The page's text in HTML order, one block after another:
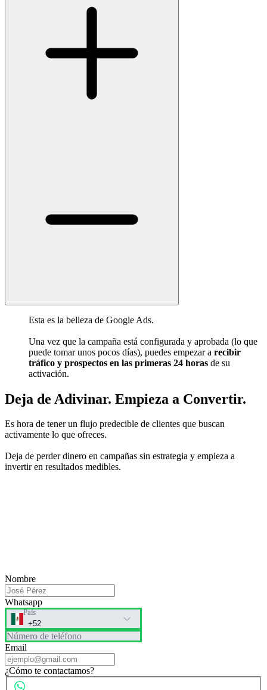
Esta es la belleza de Google Ads.
Una vez que la campaña está configurada y aprobada (lo que
puede tomar unos pocos días), puedes empezar a recibir
tráfico y prospectos en las primeras 24 horas de su
activación.
Deja de Adivinar. Empieza a Convertir.
Es hora de tener un flujo predecible de clientes que buscan
activamente lo que ofreces.
Deja de perder dinero en campañas sin estrategia y empieza a
invertir en resultados medibles.
Nombre
Whatsapp
País
Número de teléfono
Email
¿Cómo te contactamos?